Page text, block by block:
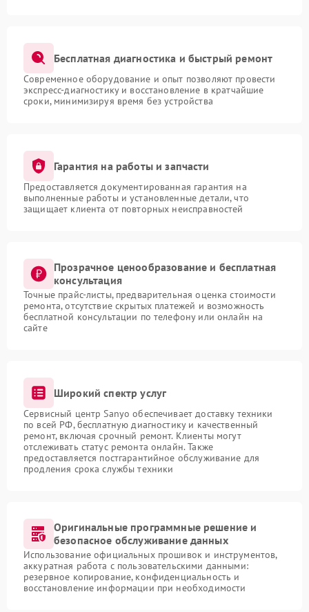
Бесплатная диагностика и быстрый ремонт
Современное оборудование и опыт позволяют провести
экспресс-диагностику и восстановление в кратчайшие
сроки, минимизируя время без устройства
Гарантия на работы и запчасти
Предоставляется документированная гарантия на
выполненные работы и установленные детали, что
защищает клиента от повторных неисправностей
Прозрачное ценообразование и бесплатная
консультация
Точные прайс-листы, предварительная оценка стоимости
ремонта, отсутствие скрытых платежей и возможность
бесплатной консультации по телефону или онлайн на
сайте
Широкий спектр услуг
Сервисный центр Sanyo обеспечивает доставку техники
по всей РФ, бесплатную диагностику и качественный
ремонт, включая срочный ремонт. Клиенты могут
отслеживать статус ремонта онлайн. Также
предоставляется постгарантийное обслуживание для
продления срока службы техники
Оригинальные программные решение и
безопасное обслуживание данных
Использование официальных прошивок и инструментов,
аккуратная работа с пользовательскими данными:
резервное копирование, конфиденциальность и
восстановление информации при необходимости